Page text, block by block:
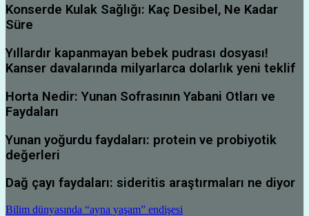
Konserde Kulak Sağlığı: Kaç Desibel, Ne Kadar
Süre
Yıllardır kapanmayan bebek pudrası dosyası!
Kanser davalarında milyarlarca dolarlık yeni teklif
Horta Nedir: Yunan Sofrasının Yabani Otları ve
Faydaları
Yunan yoğurdu faydaları: protein ve probiyotik
değerleri
Dağ çayı faydaları: sideritis araştırmaları ne diyor
Bilim dünyasında “ayna yaşam” endişesi